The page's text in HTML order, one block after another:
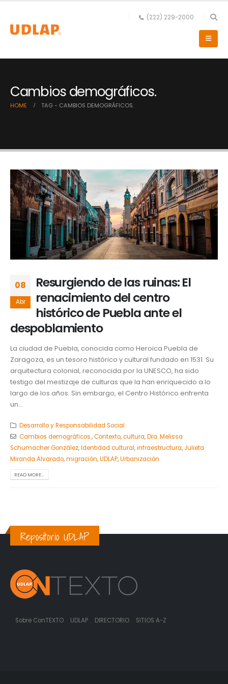
(222) 229-2000
Cambios demográficos.
HOME TAG - CAMBIOS DEMOGRÁFICOS.
08
Abr
Resurgiendo de las ruinas: El
renacimiento del centro
histórico de Puebla ante el
despoblamiento
La ciudad de Puebla, conocida como Heroica Puebla de
Zaragoza, es un tesoro histórico y cultural fundado en 1531. Su
arquitectura colonial, reconocida por la UNESCO, ha sido
testigo del mestizaje de culturas que la han enriquecido a lo
largo de los años. Sin embargo, el Centro Histórico enfrenta
un...
Desarrollo y Responsabilidad Social
Cambios demográficos.,Contexto,cultura,Dra. Melissa
Schumacher González,Identidad cultural,infraestructura, Julieta
Miranda Alvarado,migración,UDLAP,Urbanización
READ MORE...
Repositorio UDLAP
Sobre ConTEXTO UDLAP DIRECTORIO SITIOS A-Z